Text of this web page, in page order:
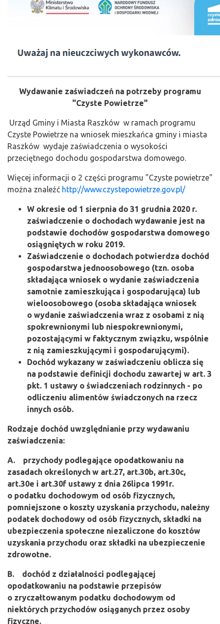
Wydawanie zaświadczeń na potrzeby programu
"Czyste Powietrze"
Urząd Gminy i Miasta Raszków w ramach programu
Czyste Powietrze na wniosek mieszkańca gminy i miasta
Raszków wydaje zaświadczenia o wysokości
przeciętnego dochodu gospodarstwa domowego.
Więcej informacji o 2 części programu "Czyste powietrze"
można znaleźć http://www.czystepowietrze.gov.pl/
W okresie od 1 sierpnia do 31 grudnia 2020 r.
zaświadczenie o dochodach wydawanie jest na
podstawie dochodów gospodarstwa domowego
osiągniętych w roku 2019.
Zaświadczenie o dochodach potwierdza dochód
gospodarstwa jednoosobowego (tzn. osoba
składająca wniosek o wydanie zaświadczenia
samotnie zamieszkująca i gospodarująca) lub
wieloosobowego (osoba składająca wniosek
o wydanie zaświadczenia wraz z osobami z nią
spokrewnionymi lub niespokrewnionymi,
pozostającymi w faktycznym związku, wspólnie
z nią zamieszkującymi i gospodarującymi).
Dochód wykazany w zaświadczeniu oblicza się
na podstawie definicji dochodu zawartej w art. 3
pkt. 1 ustawy o świadczeniach rodzinnych - po
odliczeniu alimentów świadczonych na rzecz
innych osób.
Rodzaje dochód uwzględnianie przy wydawaniu
zaświadczenia:
A.
przychody podlegające opodatkowaniu na
zasadach określonych w art.27, art.30b, art.30c,
art.30e i art.30f ustawy z dnia 26lipca 1991r.
o podatku dochodowym od osób fizycznych,
pomniejszone o koszty uzyskania przychodu, należny
podatek dochodowy od osób fizycznych, składki na
ubezpieczenia społeczne niezaliczone do kosztów
uzyskania przychodu oraz składki na ubezpieczenie
zdrowotne.
B.
dochód z działalności podlegającej
opodatkowaniu na podstawie przepisów
o zryczałtowanym podatku dochodowym od
niektórych przychodów osiąganych przez osoby
fizyczne.